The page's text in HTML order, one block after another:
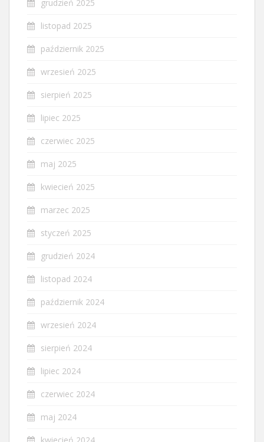
grudzień 2025
listopad 2025
październik 2025
wrzesień 2025
sierpień 2025
lipiec 2025
czerwiec 2025
maj 2025
kwiecień 2025
marzec 2025
styczeń 2025
grudzień 2024
listopad 2024
październik 2024
wrzesień 2024
sierpień 2024
lipiec 2024
czerwiec 2024
maj 2024
kwiecień 2024